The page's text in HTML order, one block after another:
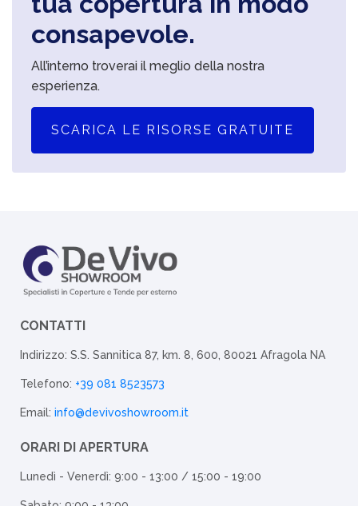
consapevole.
All’interno troverai il meglio della nostra
esperienza.
SCARICA LE RISORSE GRATUITE
CONTATTI
Indirizzo: S.S. Sannitica 87, km. 8, 600, 80021 Afragola NA
Telefono: +39 081 8523573
Email: info@devivoshowroom.it
ORARI DI APERTURA
Lunedì - Venerdì: 9:00 - 13:00 / 15:00 - 19:00